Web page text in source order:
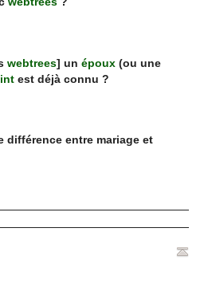
webtrees] unépoux (ou une
est déjà connu ?
différence entre mariage et